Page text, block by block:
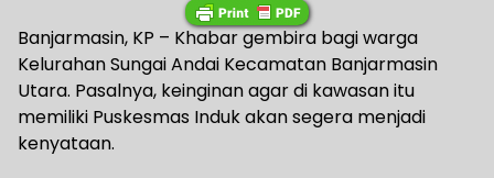
Banjarmasin, KP – Khabar gembira bagi warga
Kelurahan Sungai Andai Kecamatan Banjarmasin
Utara. Pasalnya, keinginan agar di kawasan itu
memiliki Puskesmas Induk akan segera menjadi
kenyataan.